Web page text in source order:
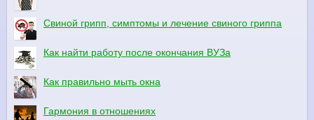
Свиной грипп, симптомы и лечение свиного гриппа
Как найти работу после окончания ВУЗа
Как правильно мыть окна
Гармония в отношениях